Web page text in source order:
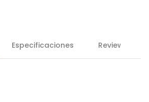
Especificaciones Reviews